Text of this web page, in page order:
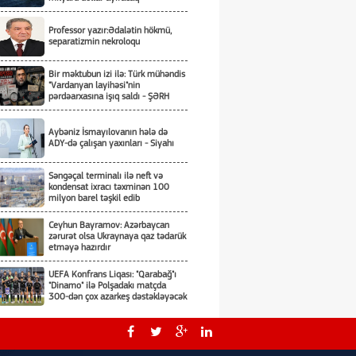
Professor yazır:Ədalətin hökmü,
separatizmin nekroloqu
Bir məktubun izi ilə: Türk mühəndis
"Vardanyan layihəsi"nin
pərdəarxasına işıq saldı - ŞƏRH
Aybəniz İsmayılovanın hələ də
ADY-də çalışan yaxınları - Siyahı
Səngəçal terminalı ilə neft və
kondensat ixracı təxminən 100
milyon barel təşkil edib
Ceyhun Bayramov: Azərbaycan
zərurət olsa Ukraynaya qaz tədarük
etməyə hazırdır
UEFA Konfrans Liqası: "Qarabağ"ı
"Dinamo" ilə Polşadakı matçda
300-dən çox azarkeş dəstəkləyəcək
Sibiqa və Bayramov Cənubi
Qafqazı, Ukrayna üzrə sülh